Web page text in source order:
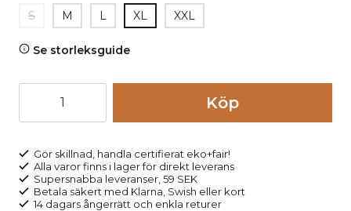
S M L XL XXL
Se storleksguide
tegelröd
mängd
Köp
Gör skillnad, handla certifierat eko+fair!
Alla varor finns i lager för direkt leverans
Supersnabba leveranser, 59 SEK
Betala säkert med Klarna, Swish eller kort
14 dagars ångerrätt och enkla returer